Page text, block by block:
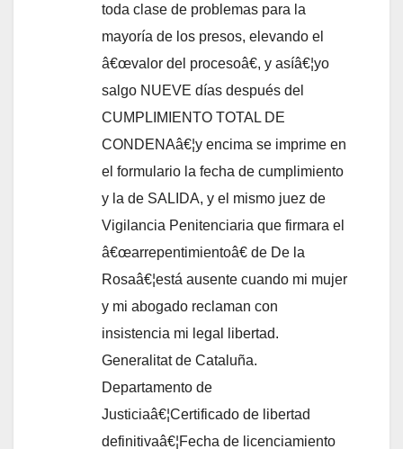
toda clase de problemas para la
mayorí­a de los presos, elevando el
â€œvalor del procesoâ€, y así­â€¦yo
salgo NUEVE dí­as después del
CUMPLIMIENTO TOTAL DE
CONDENAâ€¦y encima se imprime en
el formulario la fecha de cumplimiento
y la de SALIDA, y el mismo juez de
Vigilancia Penitenciaria que firmara el
â€œarrepentimientoâ€ de De la
Rosaâ€¦está ausente cuando mi mujer
y mi abogado reclaman con
insistencia mi legal libertad.
Generalitat de Cataluña.
Departamento de
Justiciaâ€¦Certificado de libertad
definitivaâ€¦Fecha de licenciamiento